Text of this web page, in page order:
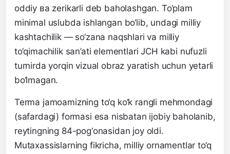
oddiy ва zerikarli deb baholashgan. To‘plam
minimal uslubda ishlangan bo‘lib, undagi milliy
kashtachilik — so‘zana naqshlari va milliy
to‘qimachilik san’ati elementlari JCH kabi nufuzli
turnirda yorqin vizual obraz yaratish uchun yetarli
bo‘lmagan.
Terma jamoamizning to‘q ko‘k rangli mehmondagi
(safardagi) formasi esa nisbatan ijobiy baholanib,
reytingning 84-pog‘onasidan joy oldi.
Mutaxassislarning fikricha, milliy ornamentlar to‘q